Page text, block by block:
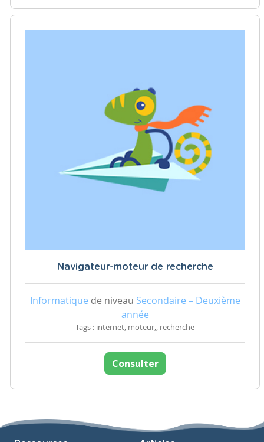
Navigateur-moteur de recherche
Informatique de niveau Secondaire – Deuxième
année
Tags : internet, moteur,, recherche
Consulter